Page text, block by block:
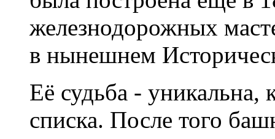
железнодорожных
в нынешнем
Её судьба -
списка. После того